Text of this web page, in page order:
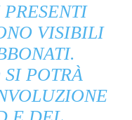
VISIBILI
POTRÀ